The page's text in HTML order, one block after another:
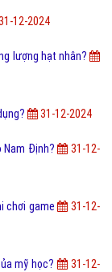
12-2024
lượng hạt nhân?
31-12-2024
Nam Định?
31-12-
chơi game
31-12-
mỹ học?
31-12-